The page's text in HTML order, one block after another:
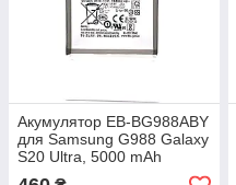
Акумулятор EB-BG988ABY
для Samsung G988 Galaxy
S20 Ultra, 5000 mAh